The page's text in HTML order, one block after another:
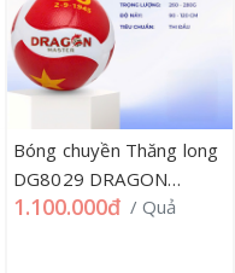
Bóng chuyền Thăng long
DG8029 DRAGON
MASTER, 39TL
1.100.000đ / Quả